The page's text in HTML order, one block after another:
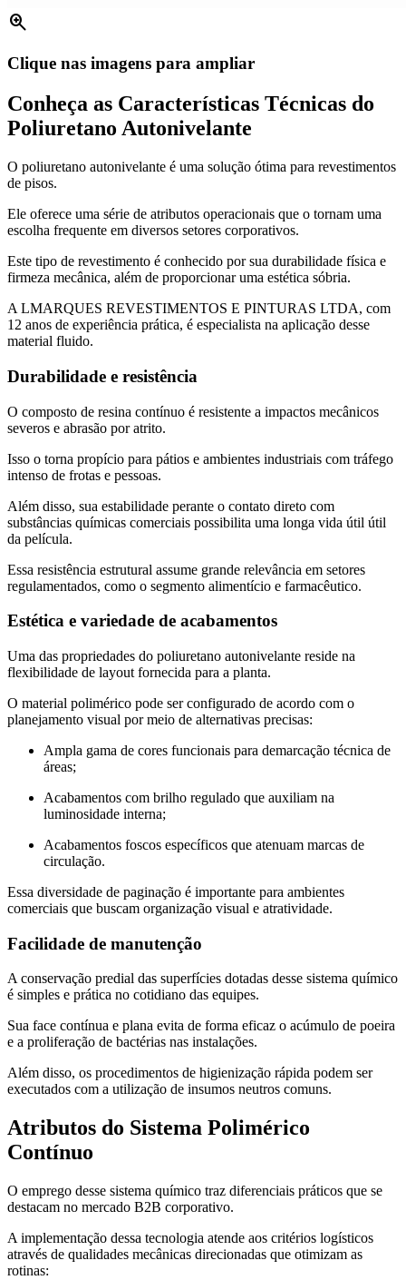
zoom_in
Clique nas imagens para ampliar
Conheça as Características Técnicas do
Poliuretano Autonivelante
O poliuretano autonivelante é uma solução ótima para revestimentos
de pisos.
Ele oferece uma série de atributos operacionais que o tornam uma
escolha frequente em diversos setores corporativos.
Este tipo de revestimento é conhecido por sua durabilidade física e
firmeza mecânica, além de proporcionar uma estética sóbria.
A LMARQUES REVESTIMENTOS E PINTURAS LTDA, com
12 anos de experiência prática, é especialista na aplicação desse
material fluido.
Durabilidade e resistência
O composto de resina contínuo é resistente a impactos mecânicos
severos e abrasão por atrito.
Isso o torna propício para pátios e ambientes industriais com tráfego
intenso de frotas e pessoas.
Além disso, sua estabilidade perante o contato direto com
substâncias químicas comerciais possibilita uma longa vida útil útil
da película.
Essa resistência estrutural assume grande relevância em setores
regulamentados, como o segmento alimentício e farmacêutico.
Estética e variedade de acabamentos
Uma das propriedades do poliuretano autonivelante reside na
flexibilidade de layout fornecida para a planta.
O material polimérico pode ser configurado de acordo com o
planejamento visual por meio de alternativas precisas:
Ampla gama de cores funcionais para demarcação técnica de
áreas;
Acabamentos com brilho regulado que auxiliam na
luminosidade interna;
Acabamentos foscos específicos que atenuam marcas de
circulação.
Essa diversidade de paginação é importante para ambientes
comerciais que buscam organização visual e atratividade.
Facilidade de manutenção
A conservação predial das superfícies dotadas desse sistema químico
é simples e prática no cotidiano das equipes.
Sua face contínua e plana evita de forma eficaz o acúmulo de poeira
e a proliferação de bactérias nas instalações.
Além disso, os procedimentos de higienização rápida podem ser
executados com a utilização de insumos neutros comuns.
Atributos do Sistema Polimérico
Contínuo
O emprego desse sistema químico traz diferenciais práticos que se
destacam no mercado B2B corporativo.
A implementação dessa tecnologia atende aos critérios logísticos
através de qualidades mecânicas direcionadas que otimizam as
rotinas: